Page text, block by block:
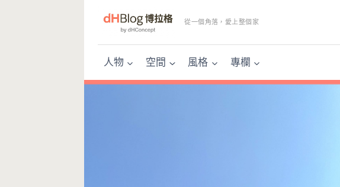
從一個角落，愛上整個家
人物 空間 風格 專欄